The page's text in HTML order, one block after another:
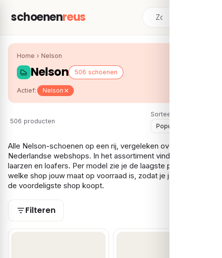
schoenenreus
Home › Nelson
Nelson 506 schoenen
Actief: Nelson
506 producten
Sorteer:
Alle Nelson-schoenen op een rij, vergeleken over meerdere
Nederlandse webshops. In het assortiment vind je vooral
laarzen en loafers. Per model zie je de laagste prijs en bij
welke shop jouw maat op voorraad is, zodat je je Nelson bij
de voordeligste shop koopt.
Filteren